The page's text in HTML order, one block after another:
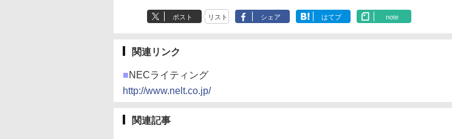
ポスト リスト シェア はてブ note
関連リンク
■NECライティング
http://www.nelt.co.jp/
関連記事